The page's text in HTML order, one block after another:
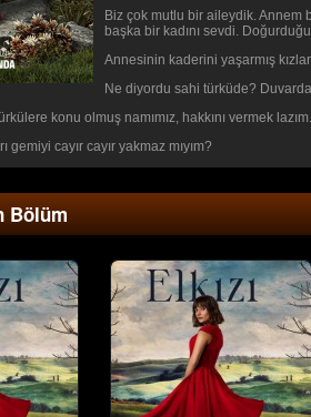
Biz çok mutlu bir aileydik. Annem
başka bir kadını sevdi.
Annesinin kaderini yaşarmış
Ne diyordu sahi türküde?
konu olmuş namımız, hakkını vermek lazım.
gemiyi cayır cayır yakmaz mıyım?
Bölüm